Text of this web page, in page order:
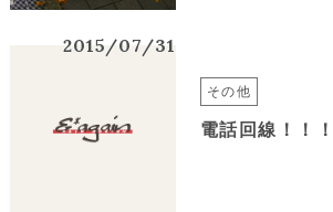
2015/07/31
その他
電話回線！！！